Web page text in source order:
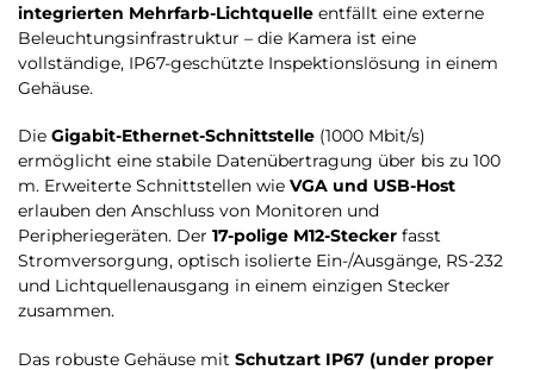
integrierten Mehrfarb-Lichtquelle entfällt eine externe
Beleuchtungsinfrastruktur – die Kamera ist eine
vollständige, IP67-geschützte Inspektionslösung in einem
Gehäuse.
Die Gigabit-Ethernet-Schnittstelle (1000 Mbit/s)
ermöglicht eine stabile Datenübertragung über bis zu 100
m. Erweiterte Schnittstellen wie VGA und USB-Host
erlauben den Anschluss von Monitoren und
Peripheriegeräten. Der 17-polige M12-Stecker fasst
Stromversorgung, optisch isolierte Ein-/Ausgänge, RS-232
und Lichtquellenausgang in einem einzigen Stecker
zusammen.
Das robuste Gehäuse mit Schutzart IP67 (under proper